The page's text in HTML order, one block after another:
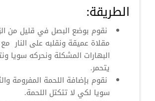
الطريقة:
نقوم بوضع البصل في قليل من
مقلاة عميقة ونقلبه على النار
البهارات المشكلة ونحركه سويا
يتحمر.
نقوم بإضافة اللحمة المفرومة
سويا لكي لا تتكتل اللحمة.